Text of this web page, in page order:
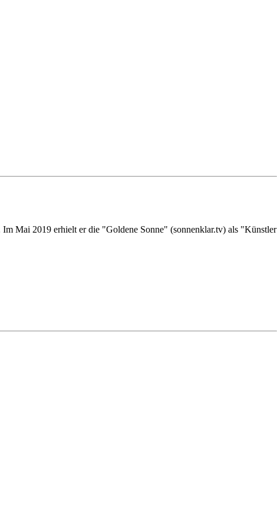
Mai 2019 erhielt er die "Goldene Sonne" (sonnenklar.tv) als "Künstler